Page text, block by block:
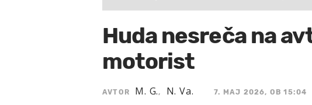
Huda nesreča na
motorist
AVTOR M. G., N. Va. 7. MAJ 2026, OB 15:04